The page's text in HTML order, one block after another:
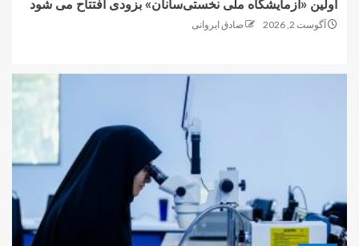
اولین «آزمایشگاه ملی نخستی‌سانان» بزودی افتتاح می شود
آگوست 2, 2026 صادق ایروانی